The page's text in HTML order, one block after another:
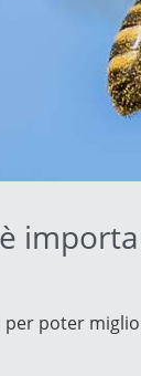
poter